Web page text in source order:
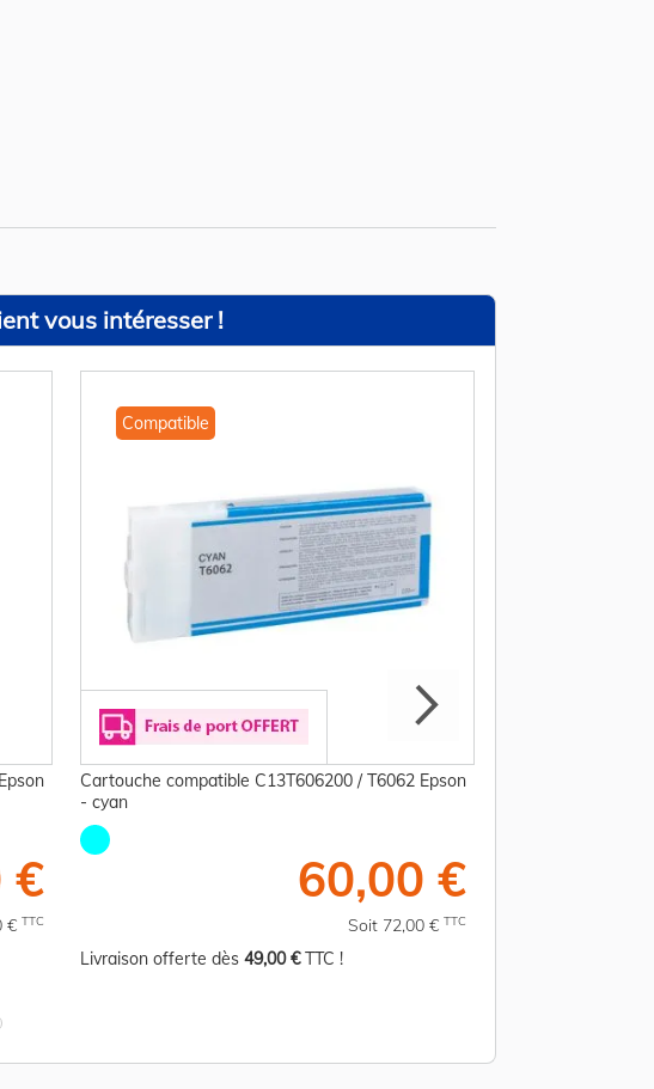
vous intéresser !
€
€ TTC
Compatible
Cartouche compatible C13T606200 / T6062 Epson
- cyan
60,00 €
Soit 72,00 € TTC
Livraison offerte dès 49,00 €TTC !